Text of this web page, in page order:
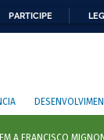
PARTICIPE